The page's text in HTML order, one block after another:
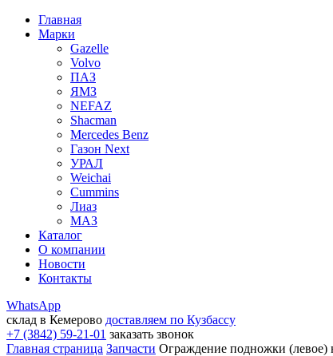
Главная
Марки
Gazelle
Volvo
ПАЗ
ЯМЗ
NEFAZ
Shacman
Mercedes Benz
Газон Next
УРАЛ
Weichai
Cummins
Лиаз
МАЗ
Каталог
О компании
Новости
Контакты
WhatsApp
склад в Кемерово доставляем по Кузбассу
+7 (3842) 59-21-01 заказать звонок
Главная страница Запчасти Ограждение подножки